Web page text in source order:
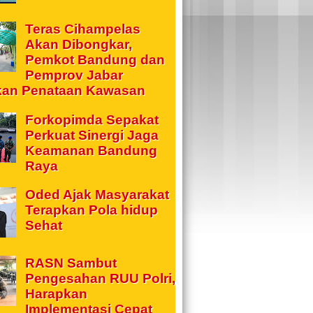
Teras Cihampelas
Akan Dibongkar,
Pemkot Bandung dan
Pemprov Jabar
Penataan Kawasan
Forkopimda Sepakat
Perkuat Sinergi Jaga
Keamanan Bandung
Raya
Oded Ajak Masyarakat
Terapkan Pola hidup
Sehat
RASN Sambut
Pengesahan RUU Polri,
Harapkan
Implementasi Cepat